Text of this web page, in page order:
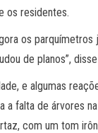
os residentes.
os
de planos”,
e algumas
falta de árvores
com um tom